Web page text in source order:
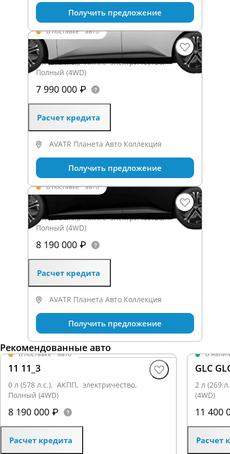
Получить предложение
В поставке·авто
12 12_3.1
0 л (578 л.с.), АКПП, электричество,
Полный (4WD)
7 990 000 ₽
Расчет кредита
AVATR Планета Авто Коллекция
Получить предложение
В поставке·авто
12 Dynamic Pro
0 л (578 л.с.), АКПП, электричество,
Полный (4WD)
8 190 000 ₽
Расчет кредита
AVATR Планета Авто Коллекция
Получить предложение
Рекомендованные авто
В поставке·авто
11 11_3
0 л (578 л.с.), АКПП, электричество,
Полный (4WD)
8 190 000 ₽
Расчет кредита
В
GLC
2 л (269
(4WD)
11 400
Расчет